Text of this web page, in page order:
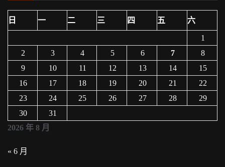
2026 年 8 月
日 一 二 三 四 五 六
1
2
3 4 5 6 7
8
9
10 11 12 13 14
15
16
17 18 19 20 21
22
23
24 25 26 27 28
29
30
31
« 6 月